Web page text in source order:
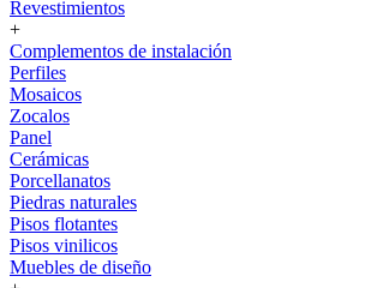
Revestimientos
+
Complementos de instalación
Perfiles
Mosaicos
Zocalos
Panel
Cerámicas
Porcellanatos
Piedras naturales
Pisos flotantes
Pisos vinilicos
Muebles de diseño